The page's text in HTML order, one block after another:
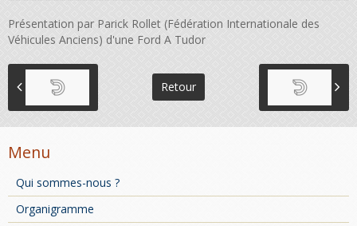
Présentation par Parick Rollet (Fédération Internationale des
Véhicules Anciens) d'une Ford A Tudor
Retour
Menu
Qui sommes-nous ?
Organigramme